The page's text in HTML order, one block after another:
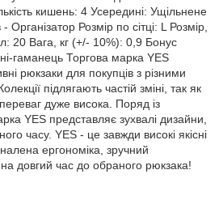
кишень: 4 Усередині: Ущільнене
Організатор Розмір по сітці: L Розмір,
20 Вага, кг (+/- 10%): 0,9 Бонус
гаманець Торгова марка YES
рюкзаки для покупців з різними
підлягають частій зміні, так як
переваг дуже висока. Поряд із
YES представляє зухвалі дизайни,
часу. YES - це завжди високі якісні
ергономіка, зручний
довгий час до обраного рюкзака!